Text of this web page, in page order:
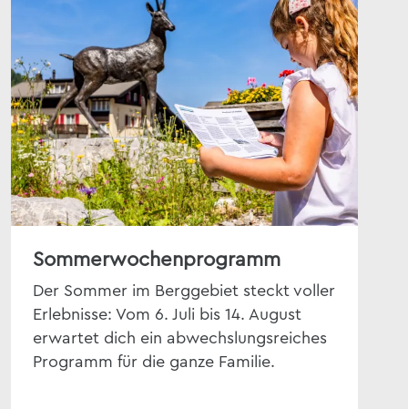
Sommerwochenprogramm
Der Sommer im Berggebiet steckt voller
Erlebnisse: Vom 6. Juli bis 14. August
erwartet dich ein abwechslungsreiches
Programm für die ganze Familie.